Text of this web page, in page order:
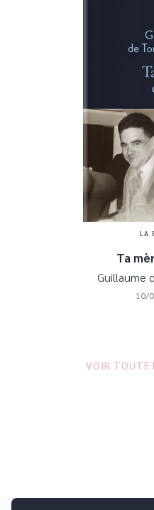
LA
Ta
Guillaume
10/
VOIR TOUTE